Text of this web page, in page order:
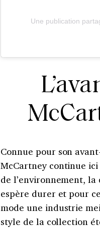
Une publication
Connue pour son
McCartney continue
de l’environnement,
espère durer et pour
mode une industrie
style de la collection